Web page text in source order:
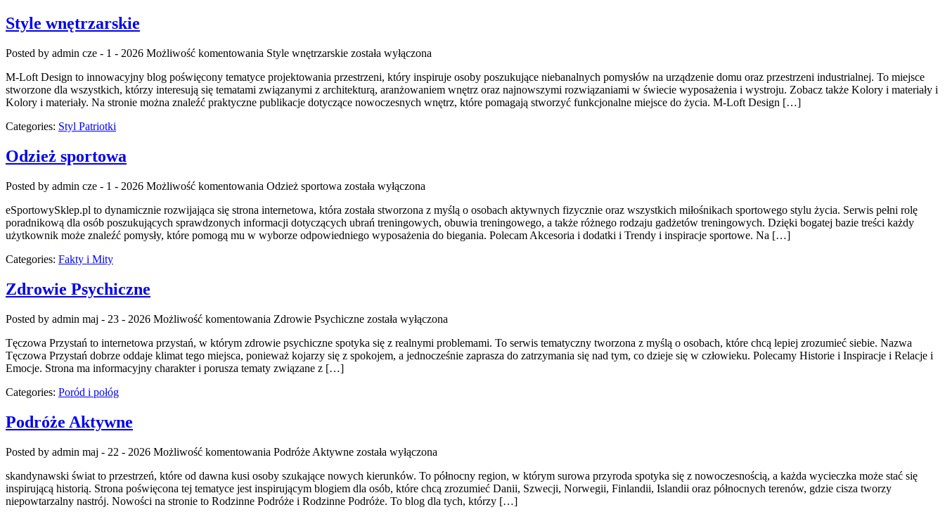
Style wnętrzarskie
Posted by admin cze - 1 - 2026 Możliwość komentowania Style wnętrzarskie została wyłączona
M-Loft Design to innowacyjny blog poświęcony tematyce projektowania przestrzeni, który inspiruje osoby poszukujące niebanalnych pomysłów na urządzenie domu oraz przestrzeni industrialnej. To miejsce
stworzone dla wszystkich, którzy interesują się tematami związanymi z architekturą, aranżowaniem wnętrz oraz najnowszymi rozwiązaniami w świecie wyposażenia i wystroju. Zobacz także Kolory i materiały i
Kolory i materiały. Na stronie można znaleźć praktyczne publikacje dotyczące nowoczesnych wnętrz, które pomagają stworzyć funkcjonalne miejsce do życia. M-Loft Design […]
Categories: Styl Patriotki
Odzież sportowa
Posted by admin cze - 1 - 2026 Możliwość komentowania Odzież sportowa została wyłączona
eSportowySklep.pl to dynamicznie rozwijająca się strona internetowa, która została stworzona z myślą o osobach aktywnych fizycznie oraz wszystkich miłośnikach sportowego stylu życia. Serwis pełni rolę
poradnikową dla osób poszukujących sprawdzonych informacji dotyczących ubrań treningowych, obuwia treningowego, a także różnego rodzaju gadżetów treningowych. Dzięki bogatej bazie treści każdy
użytkownik może znaleźć pomysły, które pomogą mu w wyborze odpowiedniego wyposażenia do biegania. Polecam Akcesoria i dodatki i Trendy i inspiracje sportowe. Na […]
Categories: Fakty i Mity
Zdrowie Psychiczne
Posted by admin maj - 23 - 2026 Możliwość komentowania Zdrowie Psychiczne została wyłączona
Tęczowa Przystań to internetowa przystań, w którym zdrowie psychiczne spotyka się z realnymi problemami. To serwis tematyczny tworzona z myślą o osobach, które chcą lepiej zrozumieć siebie. Nazwa
Tęczowa Przystań dobrze oddaje klimat tego miejsca, ponieważ kojarzy się z spokojem, a jednocześnie zaprasza do zatrzymania się nad tym, co dzieje się w człowieku. Polecamy Historie i Inspiracje i Relacje i
Emocje. Strona ma informacyjny charakter i porusza tematy związane z […]
Categories: Poród i połóg
Podróże Aktywne
Posted by admin maj - 22 - 2026 Możliwość komentowania Podróże Aktywne została wyłączona
skandynawski świat to przestrzeń, które od dawna kusi osoby szukające nowych kierunków. To północny region, w którym surowa przyroda spotyka się z nowoczesnością, a każda wycieczka może stać się
inspirującą historią. Strona poświęcona tej tematyce jest inspirującym blogiem dla osób, które chcą zrozumieć Danii, Szwecji, Norwegii, Finlandii, Islandii oraz północnych terenów, gdzie cisza tworzy
niepowtarzalny nastrój. Nowości na stronie to Rodzinne Podróże i Rodzinne Podróże. To blog dla tych, którzy […]